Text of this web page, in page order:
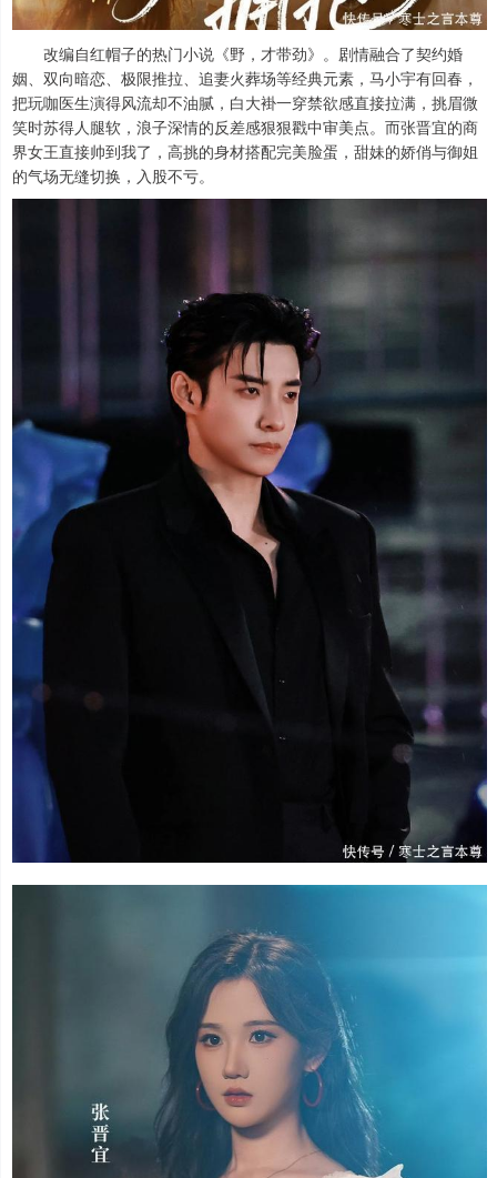
改编自红帽子的热门小说《野，才带劲》。剧情融合了契约婚
姻、双向暗恋、极限推拉、追妻火葬场等经典元素，马小宇有回春，
把玩咖医生演得风流却不油腻，白大褂一穿禁欲感直接拉满，挑眉微
笑时苏得人腿软，浪子深情的反差感狠狠戳中审美点。而张晋宜的商
界女王直接帅到我了，高挑的身材搭配完美脸蛋，甜妹的娇俏与御姐
的气场无缝切换，入股不亏。